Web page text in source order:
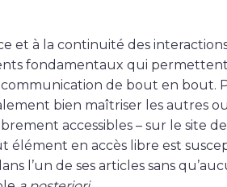
et à la continuité des
fondamentaux qui
de bout en bout.
bien maîtriser les autres
accessibles – sur le site
élément en accès libre est
l’un de ses articles sans